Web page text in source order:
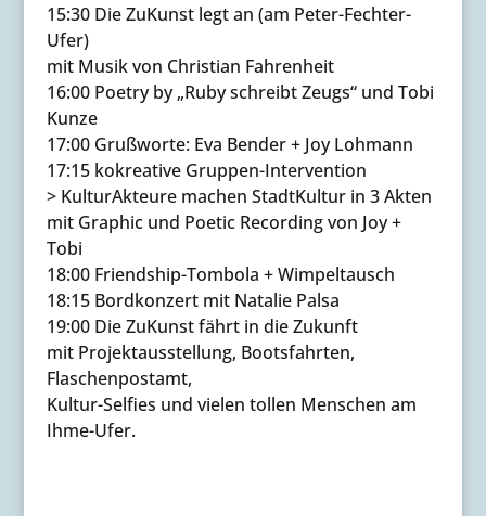
15:30 Die ZuKunst legt an (am Peter-Fechter-
Ufer)
mit Musik von Christian Fahrenheit
16:00 Poetry by „Ruby schreibt Zeugs“ und Tobi
Kunze
17:00 Grußworte: Eva Bender + Joy Lohmann
17:15 kokreative Gruppen-Intervention
> KulturAkteure machen StadtKultur in 3 Akten
mit Graphic und Poetic Recording von Joy +
Tobi
18:00 Friendship-Tombola + Wimpeltausch
18:15 Bordkonzert mit Natalie Palsa
19:00 Die ZuKunst fährt in die Zukunft
mit Projektausstellung, Bootsfahrten,
Flaschenpostamt,
Kultur-Selfies und vielen tollen Menschen am
Ihme-Ufer.